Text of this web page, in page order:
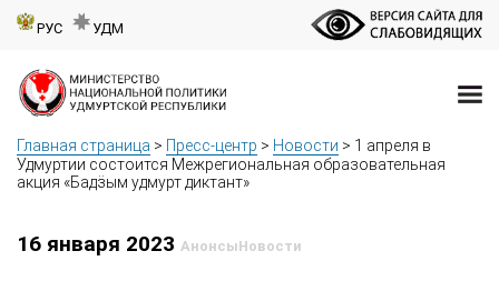
РУС УДМ
Главная страница > Пресс-центр > Новости > 1 апреля в
Удмуртии состоится Межрегиональная образовательная
акция «Бадӟым удмурт диктант»
16 января 2023 АнонсыНовости